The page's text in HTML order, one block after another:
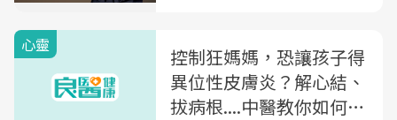
心靈
控制狂媽媽，恐讓孩子得
異位性皮膚炎？解心結、
拔病根....中醫教你如何面